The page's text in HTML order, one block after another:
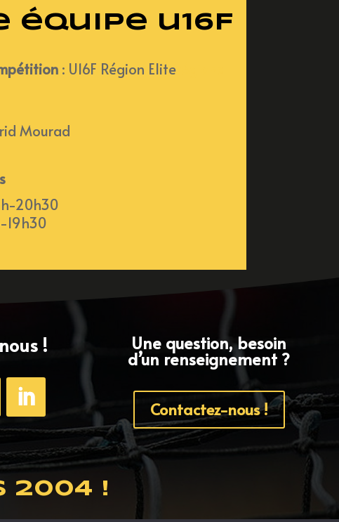
équipe u16F
: U16F Région Eliterégional
Mourad
20h30
19h30
! Une question, besoin
d’un renseignement ?
Contactez-nous !
2004 !